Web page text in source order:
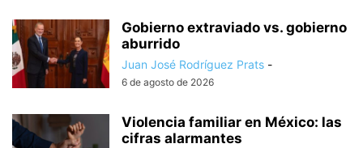
Gobierno extraviado vs. gobierno
aburrido
Juan José Rodríguez Prats -
6 de agosto de 2026
Violencia familiar en México: las
cifras alarmantes